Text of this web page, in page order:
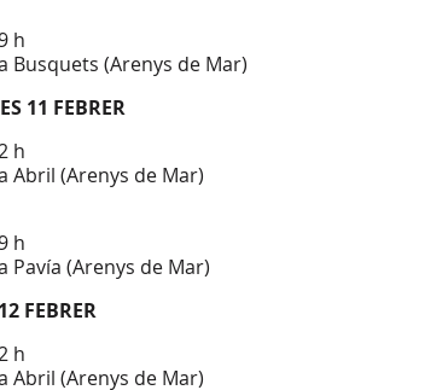
h
Busquets (Arenys de Mar)
11 FEBRER
h
Abril (Arenys de Mar)
h
Pavía (Arenys de Mar)
FEBRER
h
Abril (Arenys de Mar)